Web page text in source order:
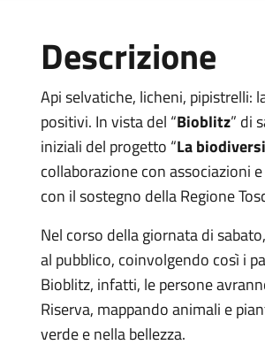
Descrizione
Api selvatiche, licheni, pipistrelli:
positivi. In vista del “Bioblitz” di
iniziali del progetto “La
collaborazione con associazioni
con il sostegno della Regione
Nel corso della giornata di
al pubblico, coinvolgendo così i
Bioblitz, infatti, le persone
Riserva, mappando animali e
verde e nella bellezza.